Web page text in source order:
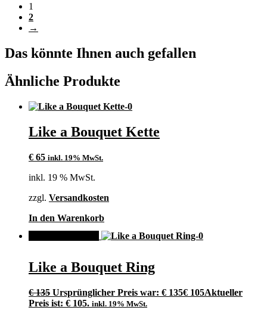
1
2
→
Das könnte Ihnen auch gefallen
Ähnliche Produkte
Like a Bouquet Kette
€ 65 inkl. 19% MwSt.
inkl. 19 % MwSt.
zzgl. Versandkosten
In den Warenkorb
Like a Bouquet Ring
€135 Ursprünglicher Preis war: € 135€ 105Aktueller
Preis ist: € 105. inkl. 19% MwSt.